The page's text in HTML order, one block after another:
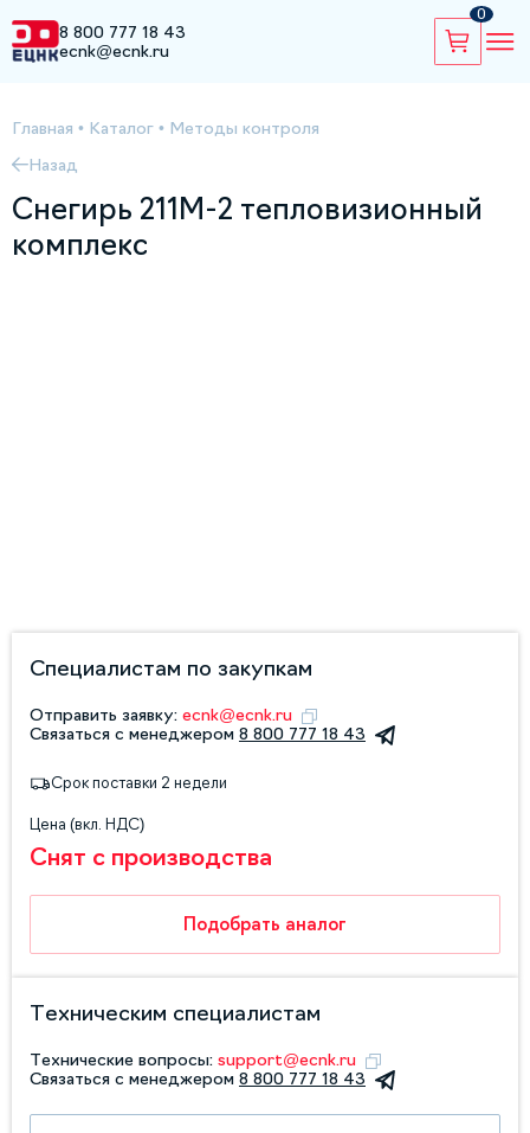
8 800 777 18 43
ecnk@ecnk.ru
0
Главная • Каталог • Методы контроля
Назад
Снегирь 211М-2 тепловизионный
комплекс
Специалистам по закупкам
Отправить заявку: ecnk@ecnk.ru
Связаться с менеджером 8 800 777 18 43
Срок поставки 2 недели
Цена (вкл. НДС)
Снят с производства
Подобрать аналог
Техническим специалистам
Технические вопросы: support@ecnk.ru
Связаться с менеджером 8 800 777 18 43